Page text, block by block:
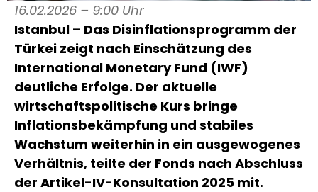
16.02.2026 – 9:00 Uhr
Istanbul – Das Disinflationsprogramm der
Türkei zeigt nach Einschätzung des
International Monetary Fund (IWF)
deutliche Erfolge. Der aktuelle
wirtschaftspolitische Kurs bringe
Inflationsbekämpfung und stabiles
Wachstum weiterhin in ein ausgewogenes
Verhältnis, teilte der Fonds nach Abschluss
der Artikel-IV-Konsultation 2025 mit.